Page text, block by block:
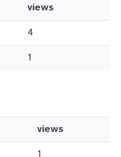
views
4
1
views